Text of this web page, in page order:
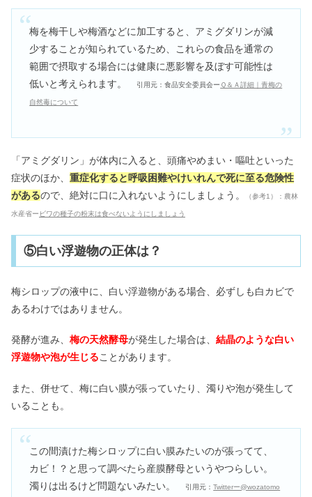
梅を梅干しや梅酒などに加工すると、アミグダリンが減
少することが知られているため、これらの食品を通常の
範囲で摂取する場合には健康に悪影響を及ぼす可能性は
低いと考えられます。
引用元：食品安全委員会ー Ｑ＆Ａ詳細｜青梅の
自然毒について
「アミグダリン」が体内に入ると、頭痛やめまい・嘔吐といった
症状のほか、 重症化すると呼吸困難やけいれんで死に至る危険性
があるので、絶対に口に入れないようにしましょう。 （参考1）：農林
水産省ー ビワの種子の粉末は食べないようにしましょう
⑤白い浮遊物の正体は？
梅シロップの液中に、白い浮遊物がある場合、必ずしも白カビで
あるわけではありません。
発酵が進み、 梅の天然酵母が発生した場合は、 結晶のような白い
浮遊物や泡が生じることがあります。
また、併せて、梅に白い膜が張っていたり、濁りや泡が発生して
いることも。
この間漬けた梅シロップに白い膜みたいのが張ってて、
カビ！？と思って調べたら産膜酵母というやつらしい。
濁りは出るけど問題ないみたい。
引用元：Twitterー@wozatomo